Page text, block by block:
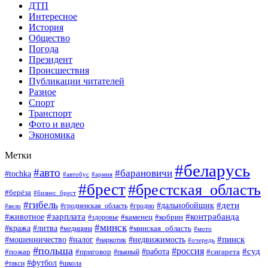
ДТП
Интересное
История
Общество
Погода
Президент
Происшествия
Публикации читателей
Разное
Спорт
Транспорт
Фото и видео
Экономика
Метки
#tochka #авто #автобус #армия #барановичи #беларусь
#берёза #бизнес_брест #брест#брестская_область
#вело #гибель #гродненская_область #гродно #дальнобойщик #дети
#животное #зарплата #здоровье #каменец #кобрин #контрабанда
#кража #литва #медицина #минск #минская_область #мото
#мошенничество #налог #наркотик #недвижимость #очередь #пинск
#пожар #польша #приговор #пьяный #работа #россия #сигарета #суд
#такси #футбол #школа